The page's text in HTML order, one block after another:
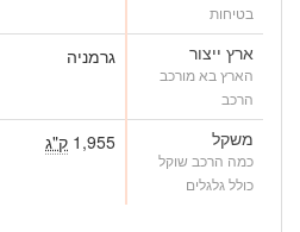
בטיחות
ארץ ייצור
הארץ בא מורכב
הרכב
גרמניה
משקל
כמה הרכב שוקל
כולל גלגלים
1,955 ק"ג